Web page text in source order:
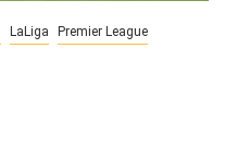
LaLiga Premier League